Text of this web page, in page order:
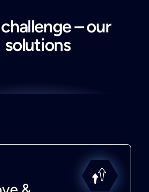
– our
solutions